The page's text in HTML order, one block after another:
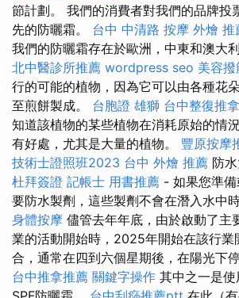
節計劃。 我們的消費者對我們的品牌投
先的防曬霜。 台中 中清路 按摩 外燴
我們的防曬霜存在於歐洲，中東和澳大
北中醫診所推薦 wordpress seo 美容撥
行的可能的植物，因為它可以由各種花
至煎餅製成。 台胞證 雄獅 台中整復推拿
知道該植物的某些植物在消耗原始的情
有好處，尤其是大量的植物。 豐原按摩
技術士證照班2023 台中 外燴 推薦 防
杜拜簽證 記帳士 用書推薦 - 如果您準
要防水製劑，這些製劑不會在潛入水中
身體按摩 儘管去年年底，由於啟動了主
業的活動開始時，2025年開始在該行業
合，通常在四到六個星期後，在陽光下
台中推拿推薦 關鍵字操作 其中之一是